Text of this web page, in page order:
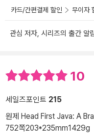
카드/간편결제 할인 무이자
관심 저자, 시리즈의 출간 알
10
세일즈포인트 215
원제 Head First Java: A
752쪽203*235mm1429g